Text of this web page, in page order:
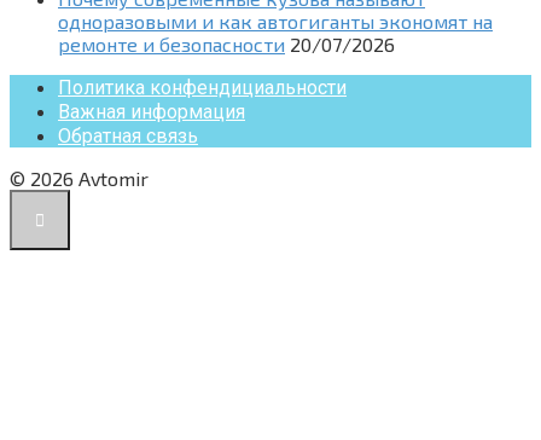
одноразовыми и как автогиганты экономят на
ремонте и безопасности 20/07/2026
Политика конфендициальности
Важная информация
Обратная связь
© 2026 Avtomir